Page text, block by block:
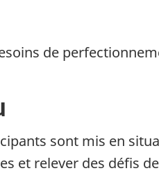
de
sont mis en
et relever des défis